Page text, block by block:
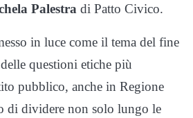
Palestra di Patto Civico.
in luce come il tema del fine
questioni etiche più
pubblico, anche in Regione
di dividere non solo lungo le